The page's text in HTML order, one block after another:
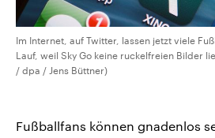
Im Internet, auf Twitter, lassen jetzt viele
Lauf, weil Sky Go keine ruckelfreien Bilder
/ dpa / Jens Büttner)
Fußballfans können gnadenlos